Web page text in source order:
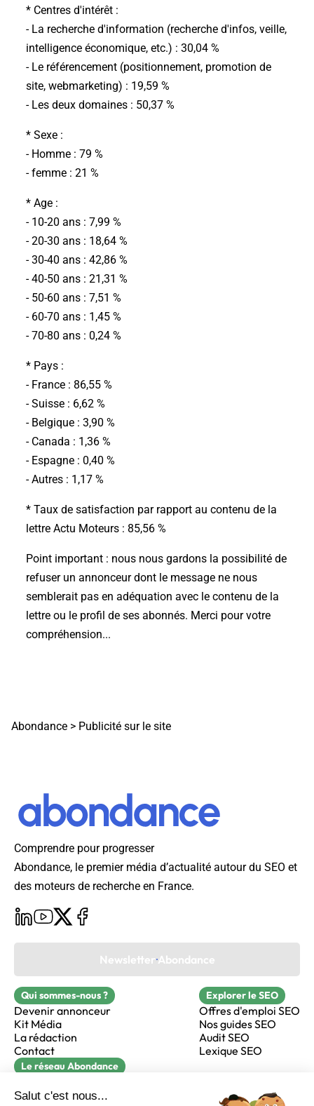
* Centres d'intérêt :
- La recherche d'information (recherche d'infos, veille,
intelligence économique, etc.) : 30,04 %
- Le référencement (positionnement, promotion de
site, webmarketing) : 19,59 %
- Les deux domaines : 50,37 %
* Sexe :
- Homme : 79 %
- femme : 21 %
* Age :
- 10-20 ans : 7,99 %
- 20-30 ans : 18,64 %
- 30-40 ans : 42,86 %
- 40-50 ans : 21,31 %
- 50-60 ans : 7,51 %
- 60-70 ans : 1,45 %
- 70-80 ans : 0,24 %
* Pays :
- France : 86,55 %
- Suisse : 6,62 %
- Belgique : 3,90 %
- Canada : 1,36 %
- Espagne : 0,40 %
- Autres : 1,17 %
* Taux de satisfaction par rapport au contenu de la
lettre Actu Moteurs: 85,56 %
Point important: nous nous gardons la possibilité de
refuser un annonceur dont le message ne nous
semblerait pas en adéquation avec le contenu de la
lettre ou le profil de ses abonnés. Merci pour votre
compréhension...
Abondance > Publicité sur le site
Comprendre pour progresser
Abondance, le premier média d’actualité autour du SEO et
des moteurs de recherche en France.
Newsletter Abondance
Qui sommes-nous ?
Devenir annonceur
Kit Média
La rédaction
Contact
Explorer le SEO
Offres d'emploi SEO
Nos guides SEO
Audit SEO
Lexique SEO
Le réseau Abondance
Réacteur